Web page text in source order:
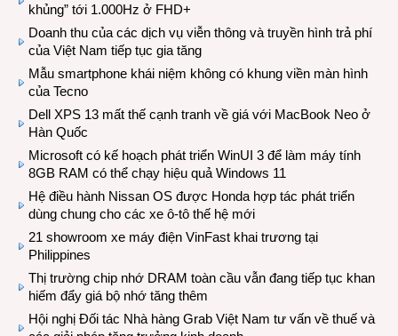
khủng” tới 1.000Hz ở FHD+
Doanh thu của các dịch vụ viễn thông và truyền hình trả phí
của Việt Nam tiếp tục gia tăng
Mẫu smartphone khái niệm không có khung viền màn hình
của Tecno
Dell XPS 13 mất thế cạnh tranh về giá với MacBook Neo ở
Hàn Quốc
Microsoft có kế hoạch phát triển WinUI 3 để làm máy tính
8GB RAM có thể chạy hiệu quả Windows 11
Hệ điều hành Nissan OS được Honda hợp tác phát triển
dùng chung cho các xe ô-tô thế hệ mới
21 showroom xe máy điện VinFast khai trương tại
Philippines
Thị trường chip nhớ DRAM toàn cầu vẫn đang tiếp tục khan
hiếm đẩy giá bộ nhớ tăng thêm
Hội nghị Đối tác Nhà hàng Grab Việt Nam tư vấn về thuế và